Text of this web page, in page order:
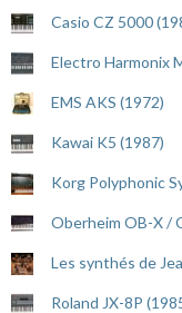
Casio CZ 5000
Electro Harmonix
EMS AKS (1972)
Kawai K5 (1987)
Korg Polyphonic
Oberheim OB-X /
Les synthés de
Roland JX-8P